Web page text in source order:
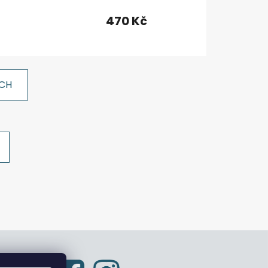
470 Kč